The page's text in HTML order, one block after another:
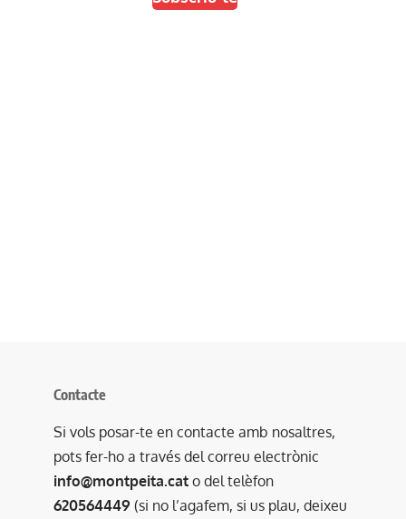
Contacte
Si vols posar-te en contacte amb nosaltres,
pots fer-ho a través del correu electrònic
info@montpeita.cat o del telèfon
620564449 (si no l’agafem, si us plau, deixeu